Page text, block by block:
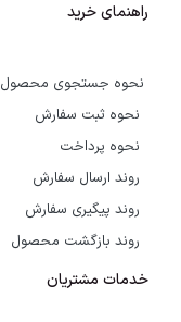
راهنمای خرید
نحوه جستجوی محصول
نحوه ثبت سفارش
نحوه پرداخت
روند ارسال سفارش
روند پیگیری سفارش
روند بازگشت محصول
خدمات مشتریان